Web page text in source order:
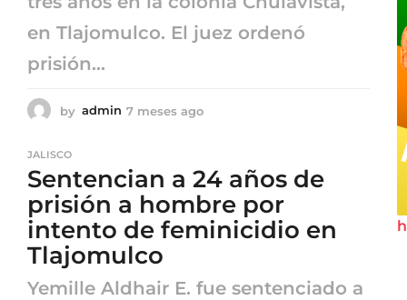
en Tlajomulco. El juez ordenó
prisión...
by admin 7 meses ago
e
s
a
g
JALISCO
Sentencian a 24 años de
prisión a hombre por
intento de feminicidio en
Tlajomulco
Yemille Aldhair E. fue sentenciado a